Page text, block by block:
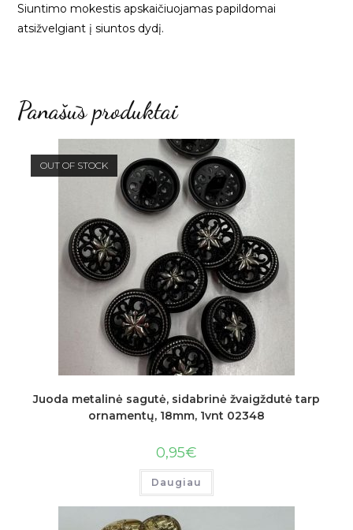
Siuntimo mokestis apskaičiuojamas papildomai
atsižvelgiant į siuntos dydį.
Panašūs produktai
OUT OF STOCK
Juoda metalinė sagutė, sidabrinė žvaigždutė tarp
ornamentų, 18mm, 1vnt 02348
0,95€
Daugiau